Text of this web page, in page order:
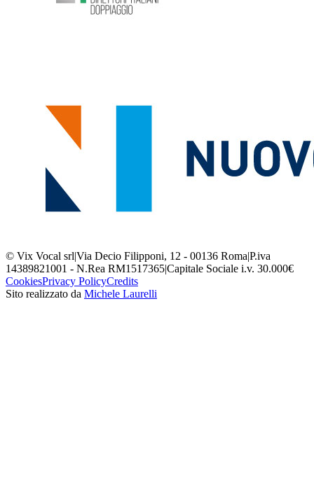
© Vix Vocal srl|Via Decio Filipponi, 12 - 00136 Roma|P.iva
14389821001 - N.Rea RM1517365|Capitale Sociale i.v. 30.000€
CookiesPrivacy PolicyCredits
Sito realizzato da Michele Laurelli